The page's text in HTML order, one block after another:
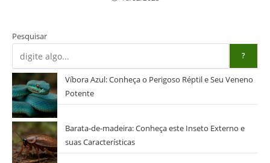
Pesquisar
?
Víbora Azul: Conheça o Perigoso Réptil e Seu Veneno
Potente
Barata-de-madeira: Conheça este Inseto Externo e
suas Características